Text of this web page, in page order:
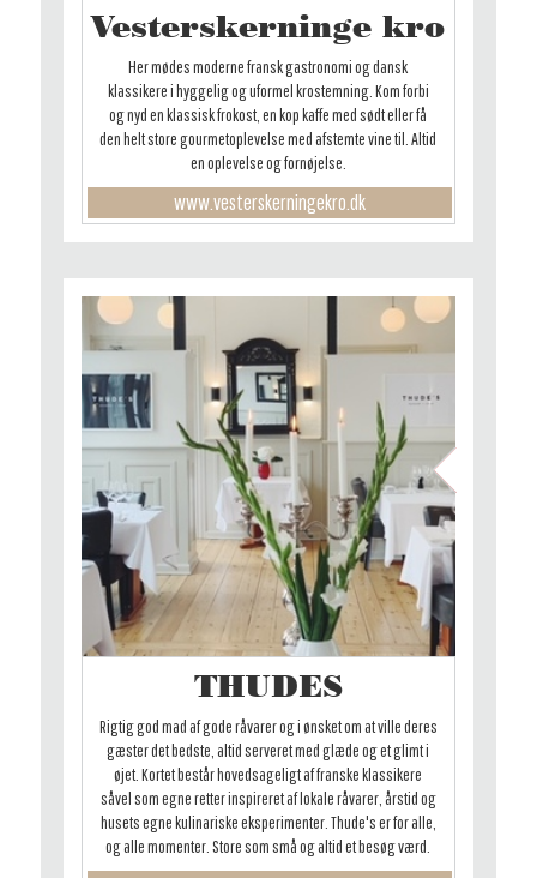
Vesterskerninge kro
Her mødes moderne fransk gastronomi og dansk
klassikere i hyggelig og uformel krostemning. Kom forbi
og nyd en klassisk frokost, en kop kaffe med sødt eller få
den helt store gourmetoplevelse med afstemte vine til. Altid
en oplevelse og fornøjelse.
www.vesterskerningekro.dk
THUDES
Rigtig god mad af gode råvarer og i ønsket om at ville deres
gæster det bedste, altid serveret med glæde og et glimt i
øjet. Kortet består hovedsageligt af franske klassikere
såvel som egne retter inspireret af lokale råvarer, årstid og
husets egne kulinariske eksperimenter. Thude's er for alle,
og alle momenter. Store som små og altid et besøg værd.